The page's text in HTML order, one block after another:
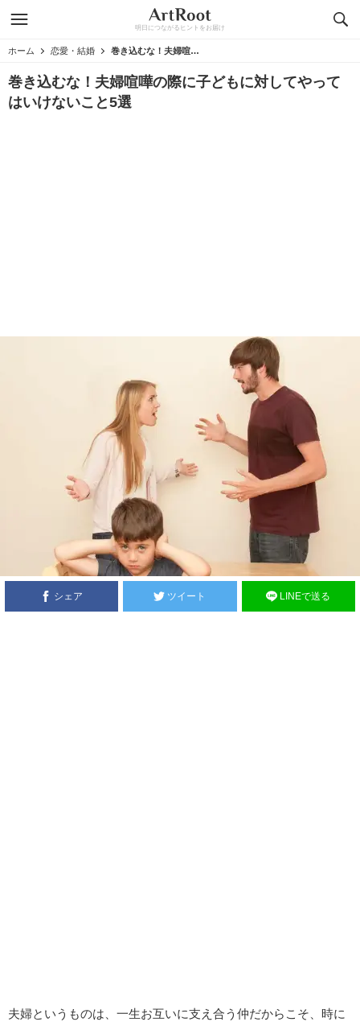
明日につながるヒントをお届け
ホーム 恋愛・結婚 巻き込むな！夫婦喧嘩の際に子どもに対してやってはいけないこと5選
巻き込むな！夫婦喧嘩の際に子どもに対してやって
はいけないこと5選
シェア ツイート LINEで送る
夫婦というものは、一生お互いに支え合う仲だからこそ、時に